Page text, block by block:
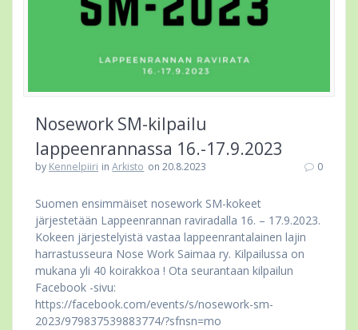
Nosework SM-kilpailu
lappeenrannassa 16.-17.9.2023
by Kennelpiiri inArkisto on 20.8.2023 0
Suomen ensimmäiset nosework SM-kokeet
järjestetään Lappeenrannan raviradalla 16. – 17.9.2023.
Kokeen järjestelyistä vastaa lappeenrantalainen lajin
harrastusseura Nose Work Saimaa ry. Kilpailussa on
mukana yli 40 koirakkoa ! Ota seurantaan kilpailun
Facebook -sivu:
https://facebook.com/events/s/nosework-sm-
2023/979837539883774/?sfnsn=mo